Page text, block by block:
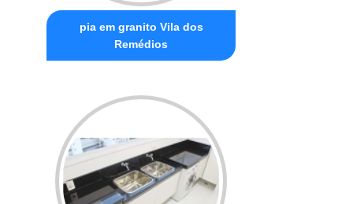
pia em granito Vila dos
Remédios